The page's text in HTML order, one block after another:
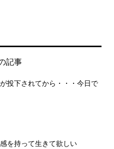
記事
投下されてから・・・今日で
を持って生きて欲しい